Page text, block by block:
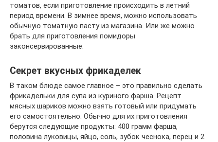
томатов, если приготовление происходить в летний
период времени. В зимнее время, можно использовать
обычную томатную пасту из магазина. Или же можно
брать для приготовления помидоры
законсервированные.
Секрет вкусных фрикаделек
В таком блюде самое главное – это правильно сделать
фрикадельки для супа из куриного фарша. Рецепт
мясных шариков можно взять готовый или придумать
его самостоятельно. Обычно для их приготовления
берутся следующие продукты: 400 грамм фарша,
половина луковицы, яйцо, соль, зубок чеснока, перец и 2